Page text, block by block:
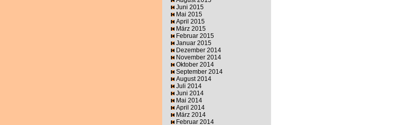
Juni 2015
Mai 2015
April 2015
März 2015
Februar 2015
Januar 2015
Dezember 2014
November 2014
Oktober 2014
September 2014
August 2014
Juli 2014
Juni 2014
Mai 2014
April 2014
März 2014
Februar 2014